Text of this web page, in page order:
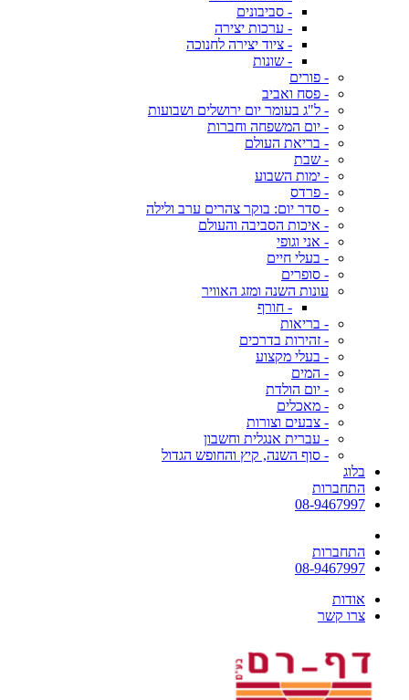
- סביבונים
- ערכות יצירה
- ציוד יצירה לחנוכה
- שונות
- פורים
- פסח ואביב
- ל"ג בעומר יום ירושלים ושבועות
- יום המשפחה וחברות
- בריאת העולם
- שבת
- ימות השבוע
- פרדס
- סדר יום: בוקר צהרים ערב ולילה
- איכות הסביבה והעולם
- אני וגופי
- בעלי חיים
- סופרים
עונות השנה ומזג האוויר
- חורף
- בריאות
- זהירות בדרכים
- בעלי מקצוע
- המים
- יום הולדת
- מאכלים
- צבעים וצורות
- עברית אנגלית וחשבון
- סוף השנה, קיץ והחופש הגדול
בלוג
התחברות
08-9467997
התחברות
08-9467997
אודות
צרו קשר